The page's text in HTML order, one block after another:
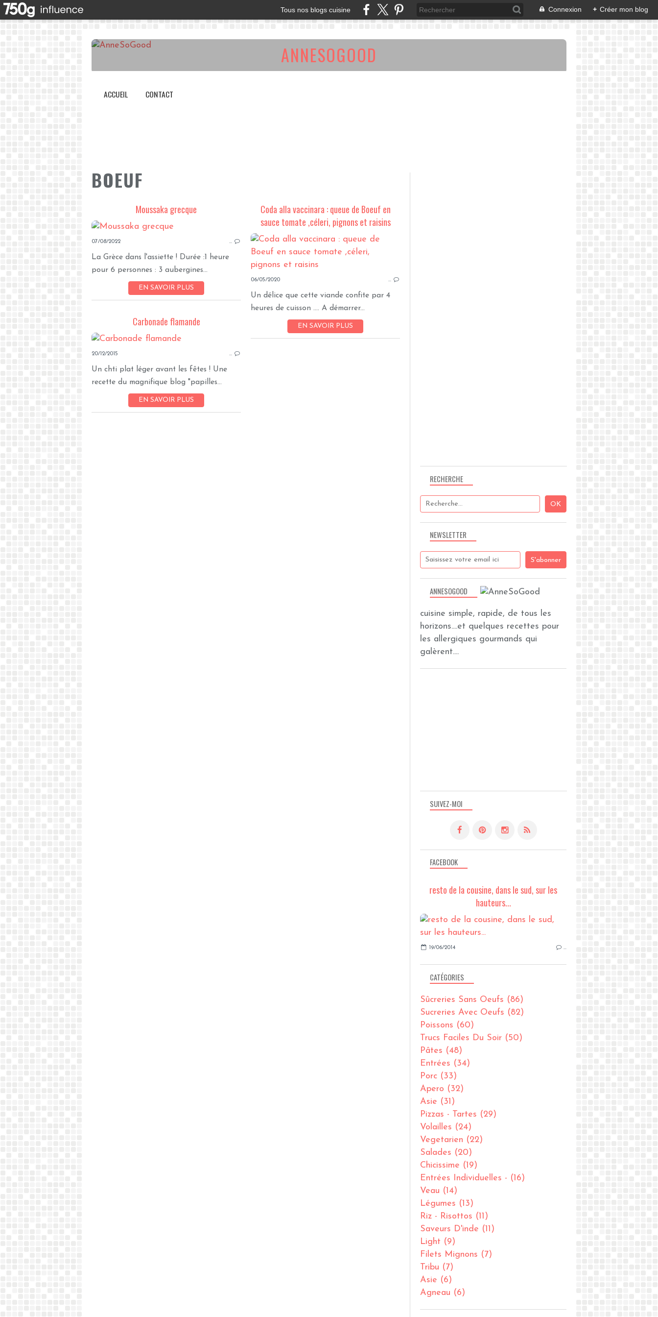
Tous nos blogs cuisine Connexion + Créer mon blog
ANNESOGOOD
ACCUEIL CONTACT
BOEUF
Moussaka grecque
TRIBU
BOEUF
07/08/2022 …
La Grèce dans l'assiette ! Durée :1 heure
pour 6 personnes : 3 aubergines...
EN SAVOIR PLUS
Coda alla vaccinara : queue de Boeuf en
sauce tomate ,céleri, pignons et raisins
06/05/2020 …
Un délice que cette viande confite par 4
heures de cuisson .... A démarrer...
EN SAVOIR PLUS
Carbonade flamande
20/12/2015 …
Un chti plat léger avant les fêtes ! Une
recette du magnifique blog "papilles...
EN SAVOIR PLUS
NEWSLETTER
SUIVEZ-MOI
RECHERCHE
ANNESOGOOD
cuisine simple, rapide, de tous les
horizons....et quelques recettes pour
les allergiques gourmands qui
galèrent....
FACEBOOK
resto de la cousine, dans le sud, sur les
hauteurs...
19/06/2014 …
CATÉGORIES
Sûcreries Sans Oeufs (86)
Sucreries Avec Oeufs (82)
Poissons (60)
Trucs Faciles Du Soir (50)
Pâtes (48)
Entrées (34)
Porc (33)
Apero (32)
Asie (31)
Pizzas - Tartes (29)
Volailles (24)
Vegetarien (22)
Salades (20)
Chicissime (19)
Entrées Individuelles - (16)
Veau (14)
Légumes (13)
Riz - Risottos (11)
Saveurs D'inde (11)
Light (9)
Filets Mignons (7)
Tribu (7)
Asie (6)
Agneau (6)